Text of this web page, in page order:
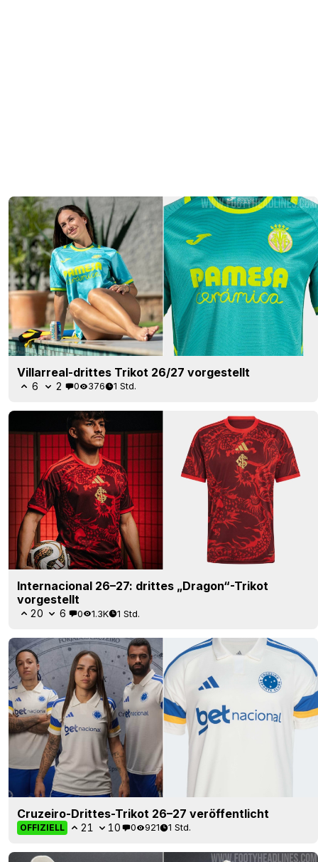
Villarreal-drittes Trikot 26/27 vorgestellt
6 2 0 376 1 Std.
Internacional 26–27: drittes „Dragon“-Trikot
vorgestellt
20 6 0 1.3K 1 Std.
Cruzeiro-Drittes-Trikot 26–27 veröffentlicht
OFFIZIELL 21 10 0 921 1 Std.